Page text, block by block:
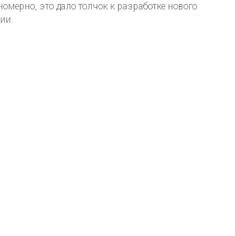
это дало толчок к разработке нового